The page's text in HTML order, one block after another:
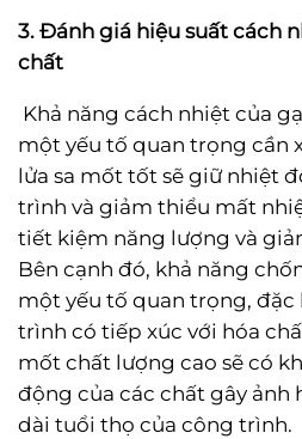
3. Đánh giá hiệu suất cách
chất
Khả năng cách nhiệt của
một yếu tố quan trọng cần
lửa sa mốt tốt sẽ giữ nhiệt
trình và giảm thiểu mất
tiết kiệm năng lượng và
Bên cạnh đó, khả năng
một yếu tố quan trọng,
trình có tiếp xúc với hóa
mốt chất lượng cao sẽ có
động của các chất gây ảnh
dài tuổi thọ của công trình.